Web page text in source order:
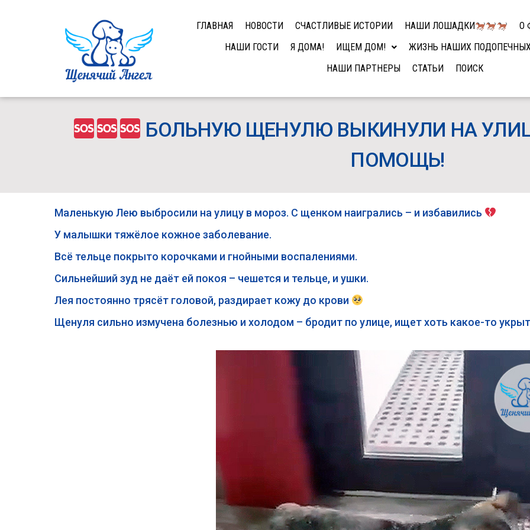
ГЛАВНАЯ НОВОСТИ СЧАСТЛИВЫЕ ИСТОРИИ НАШИ ЛОШАДКИ
О
НАШИ ГОСТИ
Я ДОМА! ИЩЕМ ДОМ!
ЖИЗНЬ НАШИХ
НАШИ ПАРТНЕРЫ
СТАТЬИ ПОИСК
БОЛЬНУЮ ЩЕНУЛЮ ВЫКИНУЛИ НА
ПОМОЩЬ!
Маленькую Лею выбросили на улицу в мороз. С щенком наигрались – и избавились
У малышки тяжёлое кожное заболевание.
Всё тельце покрыто корочками и гнойными воспалениями.
Сильнейший зуд не даёт ей покоя – чешется и тельце, и ушки.
Лея постоянно трясёт головой, раздирает кожу до крови
Щенуля сильно измучена болезнью и холодом – бродит по улице, ищет хоть какое-то